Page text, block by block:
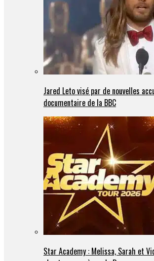
Jared Leto visé par de nouvelles
documentaire de la BBC
Star Academy : Melissa, Sarah et